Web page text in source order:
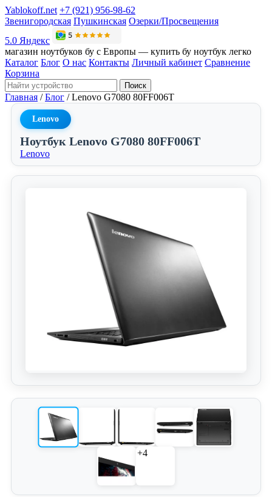
Yablokoff.net +7 (921) 956-98-62
Звенигородская Пушкинская Озерки/Просвещения
5.0 Яндекс
магазин ноутбуков бу с Европы — купить бу ноутбук легко
Каталог Блог О нас Контакты Личный кабинет Сравнение
Корзина
Поиск
Главная / Блог / Lenovo G7080 80FF006T
Lenovo
Ноутбук Lenovo G7080 80FF006T
Lenovo
+4